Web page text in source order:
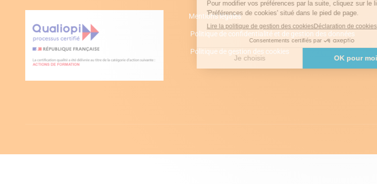
Mentions légales
Politique de confidentialité et de gestion des données
Politique de gestion des cookies